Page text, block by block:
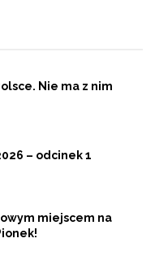
Nie ma z nim
– odcinek 1
miejscem na